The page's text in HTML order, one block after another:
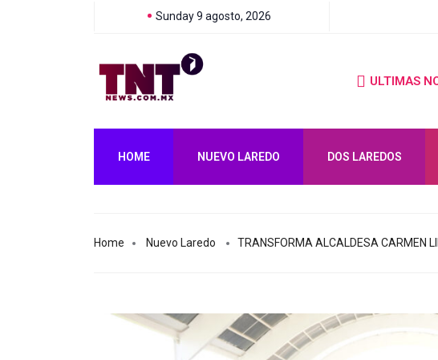
Sunday 9 agosto, 2026
ULTIMAS
CARMEN LILIA CANTUROSAS TRANSFORMA IMPORTANTE VIALIDAD AL ORIENTE
HOME NUEVO LAREDO DOS LAREDOS
Home Nuevo Laredo TRANSFORMA ALCALDESA CARMEN